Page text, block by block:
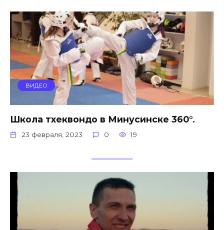
ВИДЕО
Школа тхеквондо в Минусинске 360°.
23 февраля, 2023 0 19